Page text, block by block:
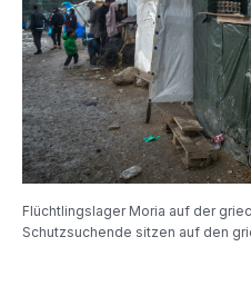
Flüchtlingslager Moria auf der
Schutzsuchende sitzen auf den